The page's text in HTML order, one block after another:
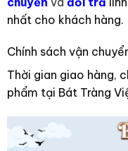
nhất cho khách hàng.
Chính sách vận
Thời gian giao hàng,
phẩm tại Bát Tràng